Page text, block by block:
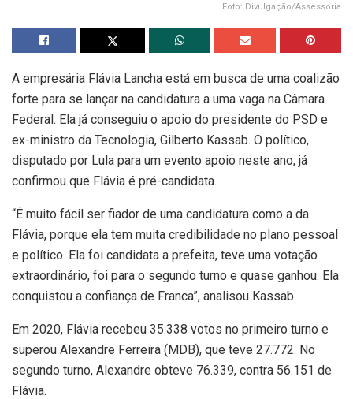
Foto: Divulgação/Assessoria
A empresária Flávia Lancha está em busca de uma coalizão
forte para se lançar na candidatura a uma vaga na Câmara
Federal. Ela já conseguiu o apoio do presidente do PSD e
ex-ministro da Tecnologia, Gilberto Kassab. O político,
disputado por Lula para um evento apoio neste ano, já
confirmou que Flávia é pré-candidata.
“É muito fácil ser fiador de uma candidatura como a da
Flávia, porque ela tem muita credibilidade no plano pessoal
e político. Ela foi candidata a prefeita, teve uma votação
extraordinário, foi para o segundo turno e quase ganhou. Ela
conquistou a confiança de Franca”, analisou Kassab.
Em 2020, Flávia recebeu 35.338 votos no primeiro turno e
superou Alexandre Ferreira (MDB), que teve 27.772. No
segundo turno, Alexandre obteve 76.339, contra 56.151 de
Flávia.